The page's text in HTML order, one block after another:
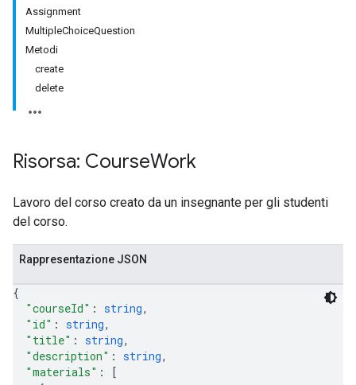
Assignment
MultipleChoiceQuestion
Metodi
create
delete
Risorsa: CourseWork
Lavoro del corso creato da un insegnante per gli studenti
del corso.
Rappresentazione JSON
{
"courseId" : string,
"id" : string,
"title" : string,
"description" : string,
"materials" :
[